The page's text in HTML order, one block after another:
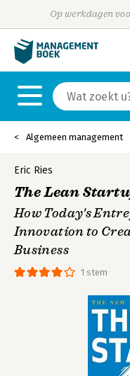
Op werkdagen
Algemeen management
1 stem
Eric Ries
The Lean
How Today's
Innovation to
Business